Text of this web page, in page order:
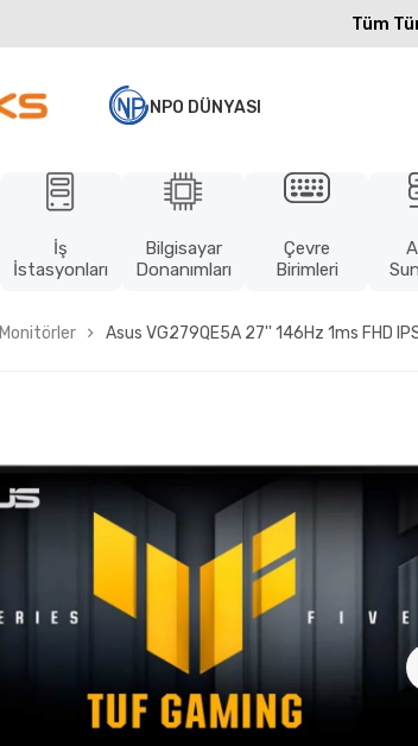
Tüm
NPO DÜNYASI
İş
İstasyonları
Bilgisayar
Donanımları
Çevre
Birimleri
Monitörler Asus VG279QE5A 27'' 146Hz 1ms FHD